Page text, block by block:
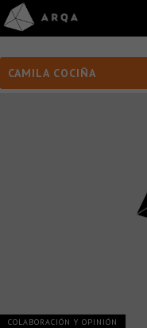
CAMILA COCIÑA
COLABORACIÓN Y OPINIÓN